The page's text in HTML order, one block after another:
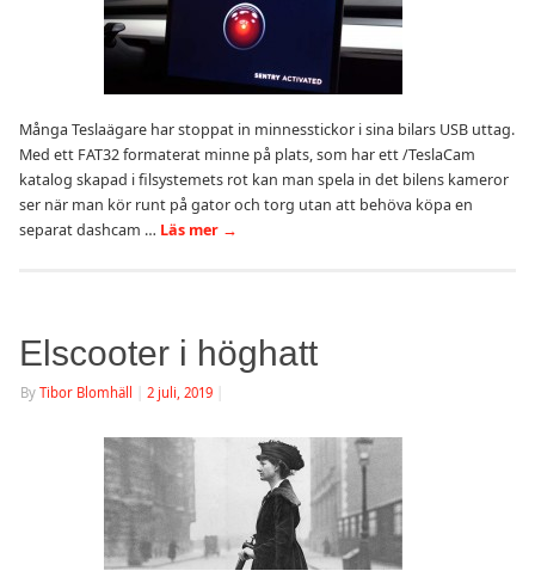
Många Teslaägare har stoppat in minnesstickor i sina bilars USB uttag.
Med ett FAT32 formaterat minne på plats, som har ett /TeslaCam
katalog skapad i filsystemets rot kan man spela in det bilens kameror
ser när man kör runt på gator och torg utan att behöva köpa en
separat dashcam … Läs mer →
Elscooter i höghatt
By Tibor Blomhäll 2 juli, 2019